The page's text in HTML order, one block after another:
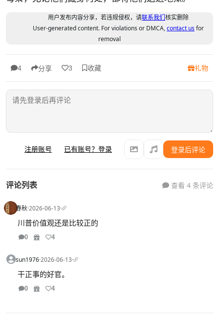
用户发布内容分享，若违规侵权，请联系我们核实删除
User-generated content. For violations or DMCA,contact usfor
removal
4 分享 3 收藏 礼物
注册账号 已有账号？登录 登录后评论
评论列表 查看 4 条评论
春秋·2026-06-13·
川普价值观还是比较正的
0 4
sun1976·2026-06-13·
干正事的好官。
0 4